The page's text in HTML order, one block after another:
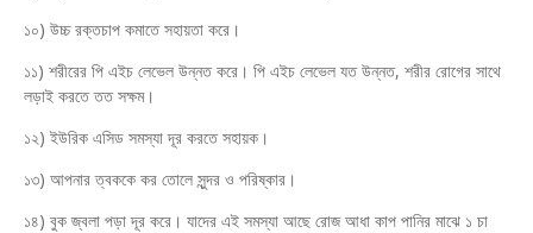
১০) উচ্চ রক্তচাপ কমাতে সহায়তা করে।
১১) শরীরের পি এইচ লেভেল উন্নত করে। পি এইচ লেভেল যত উন্নত, শরীর রোগের সাথে
লড়াই করতে তত সক্ষম।
১২) ইউরিক এসিড সমস্যা দূর করতে সহায়ক।
১৩) আপনার ত্বককে কর তোলে সুন্দর ও পরিষ্কার।
১৪) বুক জ্বলা পড়া দূর করে। যাদের এই সমস্যা আছে রোজ আধা কাপ পানির মাঝে ১ চা